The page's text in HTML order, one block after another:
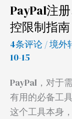
PayPal注
控限制指南
4条评论 /境外
10-15
PayPal，对于
有用的必备工
这个工具本身
风
控
限
制
南